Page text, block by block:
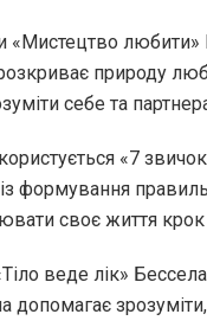
«Мистецтво любити»
природу
себе та
«7
формування
своє життя
веде лік»
допомагає